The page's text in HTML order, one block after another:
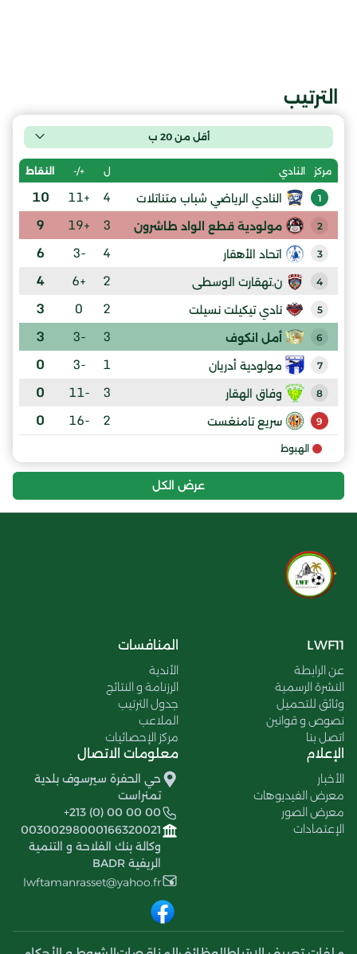
الترتيب
أقل من 20 ب
مركز النادي ل +/- النقاط
1 النادي الرياضي شباب متناتلات 4
+11
10
2 مولودية قطع الواد طاشرون 3
+19
9
3 اتحاد الأهقار 4
-3
6
4 ن.تهقارت الوسطى 2
+6
4
5 نادي تيكيلت نسيلت 2
0
3
6 أمل انكوف 3
-3
3
7 مولودية أدريان 1
-3
0
8 وفاق الهقار 3
-11
0
9 سريع تامنغست 2
-16
0
الهبوط
عرض الكل
LWF11
عن الرابطة
النشرة الرسمية
وثائق للتحميل
نصوص و قوانين
اتصل بنا
المنافسات
الأندية
الرزنامة و النتائج
جدول الترتيب
الملاعب
مركز الإحصائيات
الإعلام
الأخبار
معرض الفيديوهات
معرض الصور
الإعتمادات
معلومات الاتصال
حي الحفرة سيرسوف بلدية
تمنراست
+213 (0) 00 00 00
00300298000166320021
وكالة بنك الفلاحة و التنمية
الريفية BADR
lwftamanrasset@yahoo.fr